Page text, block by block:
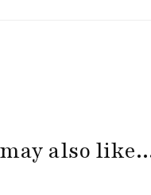
also